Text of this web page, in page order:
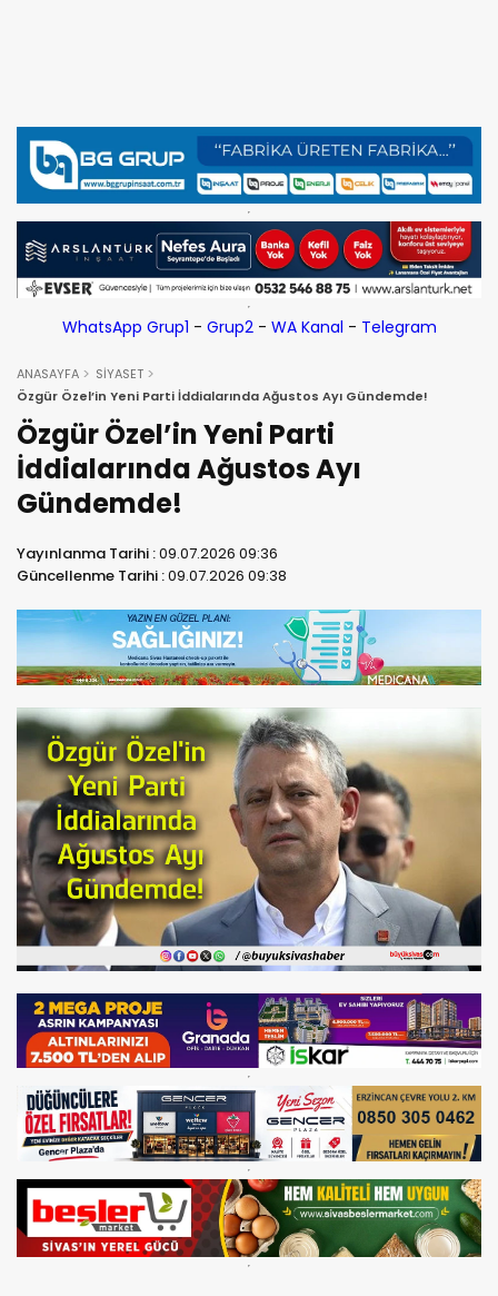
WhatsApp Grup1 - Grup2- WA Kanal - Telegram
ANASAYFA
SİYASET
Özgür Özel’in Yeni Parti İddialarında Ağustos Ayı Gündemde!
Özgür Özel’in Yeni Parti
İddialarında Ağustos Ayı
Gündemde!
Yayınlanma Tarihi :09.07.2026 09:36
Güncellenme Tarihi :09.07.2026 09:38